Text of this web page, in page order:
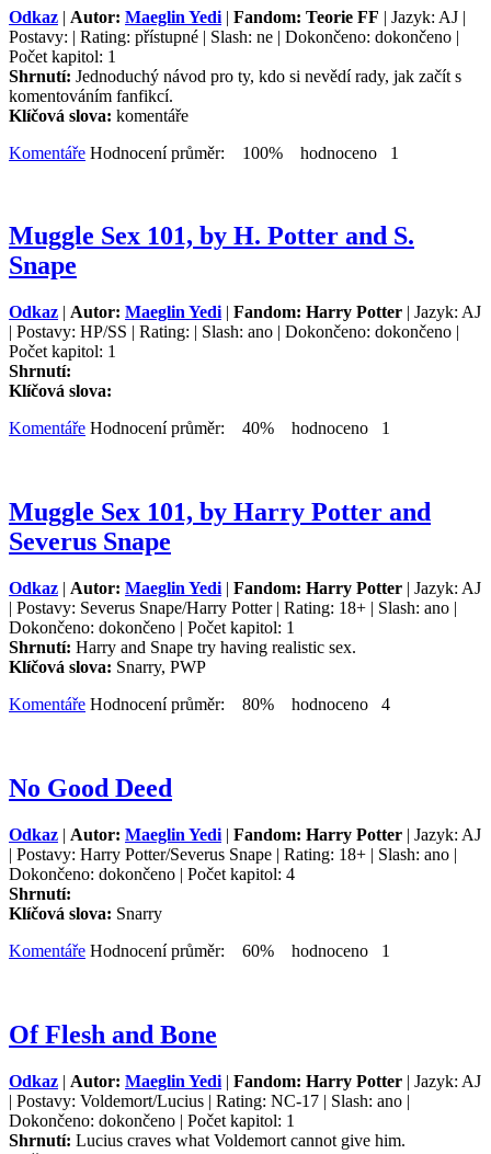
Odkaz | Autor: Maeglin Yedi | Fandom: Teorie FF | Jazyk: AJ |
Postavy: | Rating: přístupné | Slash: ne | Dokončeno: dokončeno |
Počet kapitol: 1
Shrnutí: Jednoduchý návod pro ty, kdo si nevědí rady, jak začít s
komentováním fanfikcí.
Klíčová slova: komentáře
Komentáře Hodnocení průměr: 100% hodnoceno 1
Muggle Sex 101, by H. Potter and S.
Snape
Odkaz | Autor: Maeglin Yedi | Fandom: Harry Potter | Jazyk: AJ
| Postavy: HP/SS | Rating: | Slash: ano | Dokončeno: dokončeno |
Počet kapitol: 1
Shrnutí:
Klíčová slova:
Komentáře Hodnocení průměr: 40% hodnoceno 1
Muggle Sex 101, by Harry Potter and
Severus Snape
Odkaz | Autor: Maeglin Yedi | Fandom: Harry Potter | Jazyk: AJ
| Postavy: Severus Snape/Harry Potter | Rating: 18+ | Slash: ano |
Dokončeno: dokončeno | Počet kapitol: 1
Shrnutí: Harry and Snape try having realistic sex.
Klíčová slova: Snarry, PWP
Komentáře Hodnocení průměr: 80% hodnoceno 4
No Good Deed
Odkaz | Autor: Maeglin Yedi | Fandom: Harry Potter | Jazyk: AJ
| Postavy: Harry Potter/Severus Snape | Rating: 18+ | Slash: ano |
Dokončeno: dokončeno | Počet kapitol: 4
Shrnutí:
Klíčová slova: Snarry
Komentáře Hodnocení průměr: 60% hodnoceno 1
Of Flesh and Bone
Odkaz | Autor: Maeglin Yedi | Fandom: Harry Potter | Jazyk: AJ
| Postavy: Voldemort/Lucius | Rating: NC-17 | Slash: ano |
Dokončeno: dokončeno | Počet kapitol: 1
Shrnutí: Lucius craves what Voldemort cannot give him.